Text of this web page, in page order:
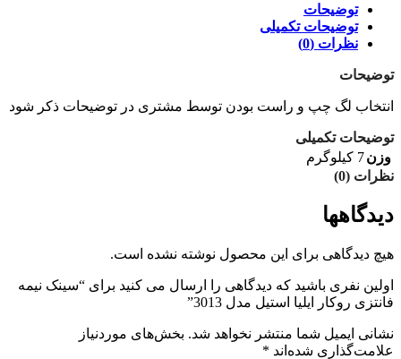
توضیحات
توضیحات تکمیلی
نظرات (0)
توضیحات
انتخاب لگ چپ و راست بودن توسط مشتری در توضیحات ذکر شود
توضیحات تکمیلی
وزن7 کیلوگرم
نظرات (0)
دیدگاهها
هیچ دیدگاهی برای این محصول نوشته نشده است.
اولین نفری باشید که دیدگاهی را ارسال می کنید برای “سینک نیمه
فانتزی روکار ایلیا استیل مدل 3013”
نشانی ایمیل شما منتشر نخواهد شد. بخش‌های موردنیاز
علامت‌گذاری شده‌اند *